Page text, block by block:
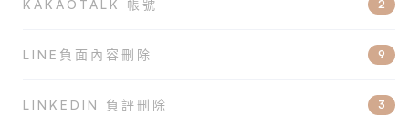
KAKAOTALK 帳號 2
LINE負面內容刪除 9
LINKEDIN 負評刪除 3